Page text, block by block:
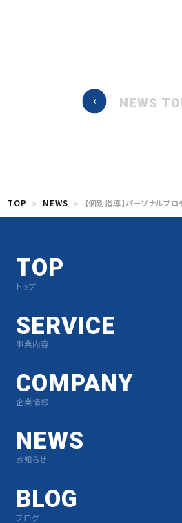
NEWS
TOP NEWS 【個別指導】パーソナルプロ
TOP
トップ
SERVICE
事業内容
COMPANY
企業情報
NEWS
お知らせ
BLOG
ブログ